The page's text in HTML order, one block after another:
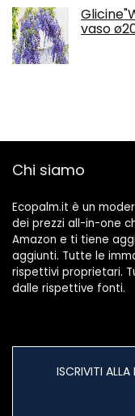
vaso
Chi siamo
Ecopalm.it è un
dei prezzi all-in-one
Amazon e ti tiene
aggiunti. Tutte le
rispettivi proprietari.
dalle rispettive fonti.
ISCRIVITI ALLA